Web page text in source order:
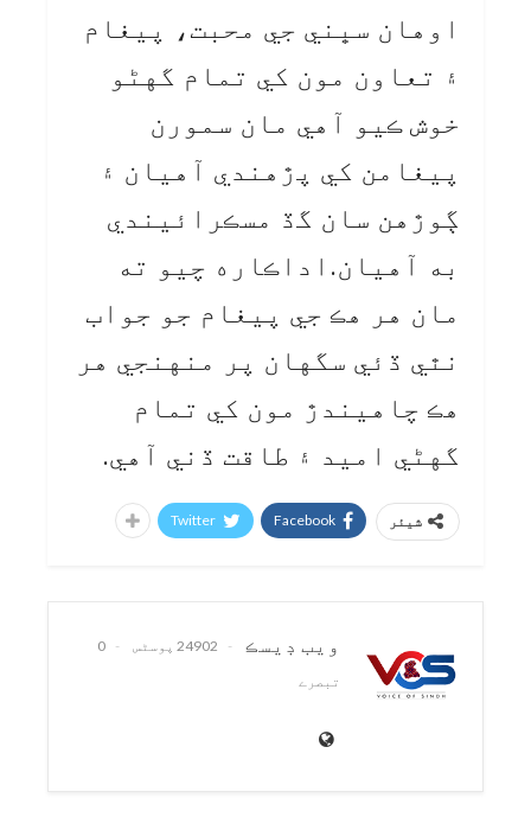
اوهان سڀني جي محبت، پيغام
۽ تعاون مون کي تمام گهڻو
خوش ڪيو آهي مان سمورن
پيغامن کي پڙهندي آهيان ۽
ڳوڙهن سان گڏ مسڪرائيندي
به آهيان.اداڪاره چيو ته
مان هر هڪ جي پيغام جو جواب
نٿي ڏئي سگهان پر منهنجي هر
هڪ چاهيندڙ مون کي تمام
گهڻي اميد ۽ طاقت ڏني آهي.
شیئر Facebook
Twitter
ويب ڊيسڪ 24902 پوسٹس
0
تبصرے